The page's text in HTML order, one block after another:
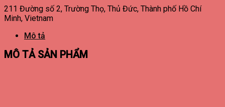
211 Đường số 2, Trường Thọ, Thủ Đức, Thành phố Hồ Chí
Minh, Vietnam
Mô tả
MÔ TẢ SẢN PHẨM